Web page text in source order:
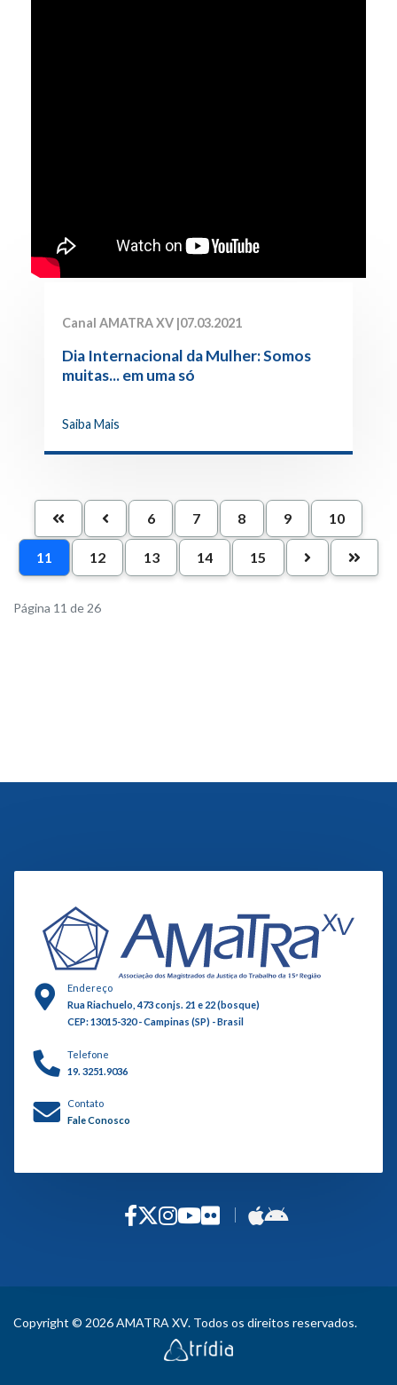
Canal AMATRA XV |07.03.2021
Dia Internacional da Mulher: Somos
muitas... em uma só
Saiba Mais
6 7 8 9 10
11 12 13 14 15
Página 11 de 26
Endereço
Rua Riachuelo, 473 conjs. 21 e 22 (bosque)
CEP: 13015-320 - Campinas (SP) - Brasil
Telefone
19. 3251.9036
Contato
Fale Conosco
Copyright © 2026 AMATRA XV. Todos os direitos reservados.